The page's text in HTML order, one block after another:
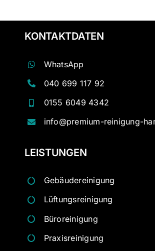
KONTAKTDATEN
WhatsApp
040 699 117 92
0155 6049 4342
info@premium-reinigung-
LEISTUNGEN
Gebäudereinigung
Lüftungsreinigung
Büroreinigung
Praxisreinigung